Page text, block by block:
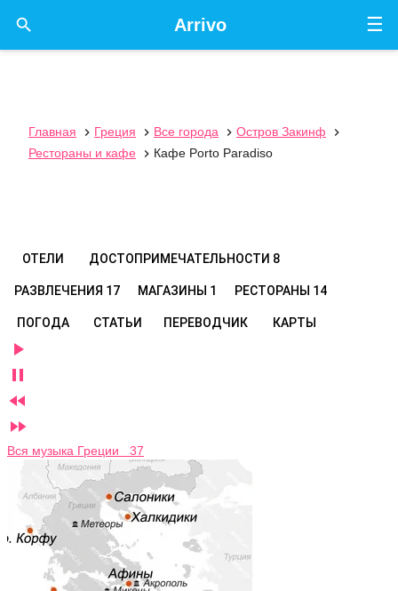
☰
Arrivo

Главная  Греция  Все города  Остров Закинф

Рестораны и кафе
 Кафе Porto Paradiso
ОТЕЛИ ДОСТОПРИМЕЧАТЕЛЬНОСТИ 8
РАЗВЛЕЧЕНИЯ 17 МАГАЗИНЫ 1 РЕСТОРАНЫ 14
ПОГОДА СТАТЬИ ПЕРЕВОДЧИК КАРТЫ




Вся музыка Греции 37